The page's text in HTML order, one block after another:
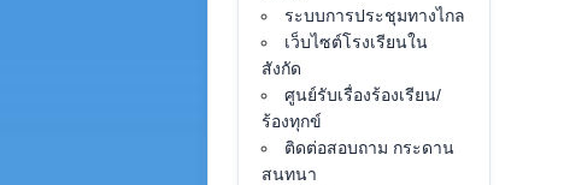
ระบบการประชุมทางไกล
เว็บไซต์โรงเรียนใน
สังกัด
ศูนย์รับเรื่องร้องเรียน/
ร้องทุกข์
ติดต่อสอบถาม กระดาน
สนทนา